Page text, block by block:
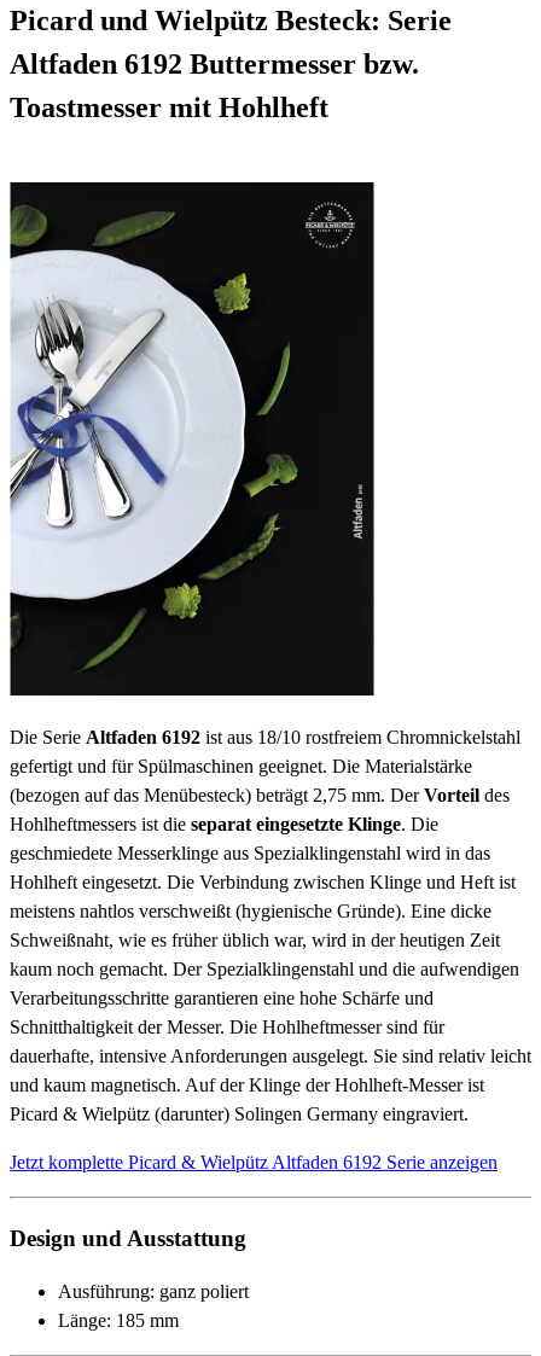
Picard und Wielpütz Besteck: Serie
Altfaden 6192 Buttermesser bzw.
Toastmesser mit Hohlheft
Die Serie Altfaden 6192 ist aus 18/10 rostfreiem Chromnickelstahl
gefertigt und für Spülmaschinen geeignet. Die Materialstärke
(bezogen auf das Menübesteck) beträgt 2,75 mm. DerVorteil des
Hohlheftmessers ist die separat eingesetzte Klinge. Die
geschmiedete Messerklinge aus Spezialklingenstahl wird in das
Hohlheft eingesetzt. Die Verbindung zwischen Klinge und Heft ist
meistens nahtlos verschweißt (hygienische Gründe). Eine dicke
Schweißnaht, wie es früher üblich war, wird in der heutigen Zeit
kaum noch gemacht. Der Spezialklingenstahl und die aufwendigen
Verarbeitungsschritte garantieren eine hohe Schärfe und
Schnitthaltigkeit der Messer. Die Hohlheftmesser sind für
dauerhafte, intensive Anforderungen ausgelegt. Sie sind relativ leicht
und kaum magnetisch. Auf der Klinge der Hohlheft-Messer ist
Picard & Wielpütz (darunter) Solingen Germany eingraviert.
Jetzt komplette Picard & Wielpütz Altfaden 6192 Serie anzeigen
Design und Ausstattung
Ausführung: ganz poliert
Länge: 185 mm